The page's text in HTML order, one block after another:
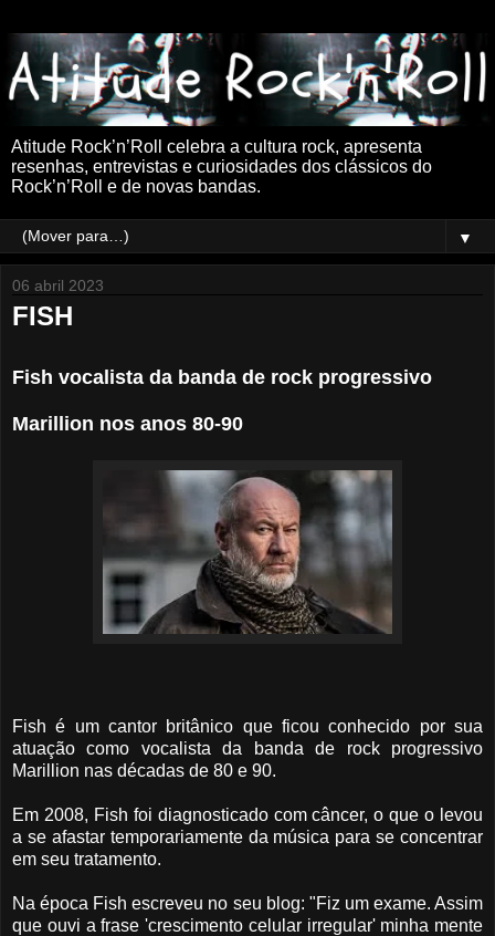
Atitude Rock’n’Roll celebra a cultura rock, apresenta
resenhas, entrevistas e curiosidades dos clássicos do
Rock’n’Roll e de novas bandas.
▼
06 abril 2023
FISH
Fish vocalista da banda de rock progressivo
Marillion nos anos 80-90
Fish é um cantor britânico que ficou conhecido por sua
atuação como vocalista da banda de rock progressivo
Marillion nas décadas de 80 e 90.
Em 2008, Fish foi diagnosticado com câncer, o que o levou
a se afastar temporariamente da música para se concentrar
em seu tratamento.
Na época Fish escreveu no seu blog: "Fiz um exame. Assim
que ouvi a frase 'crescimento celular irregular' minha mente